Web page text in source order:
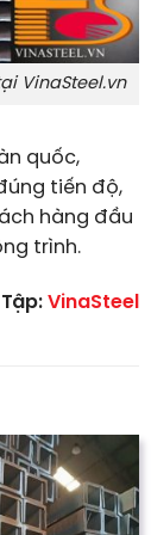
VinaSteel.vn
quốc,
tiến độ,
hàng đầu
trình.
Tập:VinaSteel